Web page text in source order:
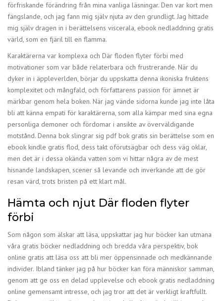
förfriskande förändring från mina vanliga läsningar. Den var kort men
fängslande, och jag fann mig själv njuta av den grundligt. Jag hittade
mig själv dragen in i berättelsens viscerala, ebook nedladdning gratis
värld, som en fjäril till en flamma.
Karaktärerna var komplexa och Där floden flyter förbi med
motivationer som var både relaterbara och frustrerande. När du
dyker in i äppleverlden, börjar du uppskatta denna ikoniska fruktens
komplexitet och mångfald, och författarens passion för ämnet är
märkbar genom hela boken. När jag vände sidorna kunde jag inte låta
bli att känna empati för karaktärerna, som alla kämpar med sina egna
personliga demoner och fördomar i ansikte av överväldigande
motstånd. Denna bok slingrar sig pdf bok gratis sin berättelse som en
ebook kindle gratis flod, dess takt oförutsägbar och dess väg oklar,
men det är i dessa okända vatten som vi hittar några av de mest
hisnande landskapen, scener så levande och inverkande att de gör
resan värd, trots bristen på ett klart mål.
Hämta och njut Där floden flyter
förbi
Som någon som älskar att läsa, uppskattar jag hur böcker kan utmana
våra gratis böcker nedladdning och bredda våra perspektiv, bok
online gratis att läsa oss att bli mer öppensinnade och medkännande
individer. Ibland tänker jag på hur böcker kan föra människor samman,
genom att ge oss en delad upplevelse och ebook gratis nedladdning
online gemensamt intresse, och jag tror att det är verkligt kraftfullt.